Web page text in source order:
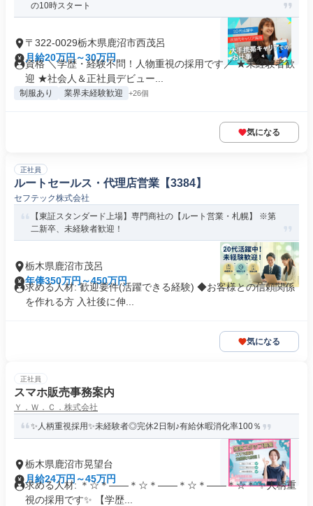
の10時スタート
〒322-0029栃木県鹿沼市西茂呂
月給20万円～30万円
資格 ＼学歴・経験不問！人物重視の採用です／ ★未経験者歓
迎 ★社会人＆正社員デビュー...
制服あり 業界未経験歓迎 +26個
気になる
正社員
ルートセールス・代理店営業【3384】
セフテック株式会社
【東証スタンダード上場】専門商社の【ルート営業・札幌】 ※第
二新卒、未経験者歓迎！
栃木県鹿沼市茂呂
年俸350万円～450万円
求める人材: 歓迎要件(活躍できる経験) ◆お客様との信頼関係
を作れる方 入社後に伸...
気になる
正社員
スマホ販売事務案内
Ｙ．Ｗ．Ｃ．株式会社
✨人柄重視採用✨未経験者◎完休2日制♪有給休暇消化率100％
栃木県鹿沼市晃望台
月給24万円～45万円
求める人材: ＊☆＊――＊☆＊――＊☆＊――＊☆＊ ✨人柄重
視の採用です✨ 【学歴...